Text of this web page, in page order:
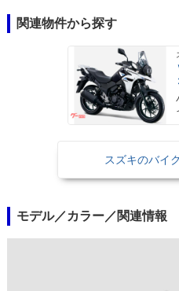
関連物件から探す
スズキのバイ
モデル／カラー／関連情報